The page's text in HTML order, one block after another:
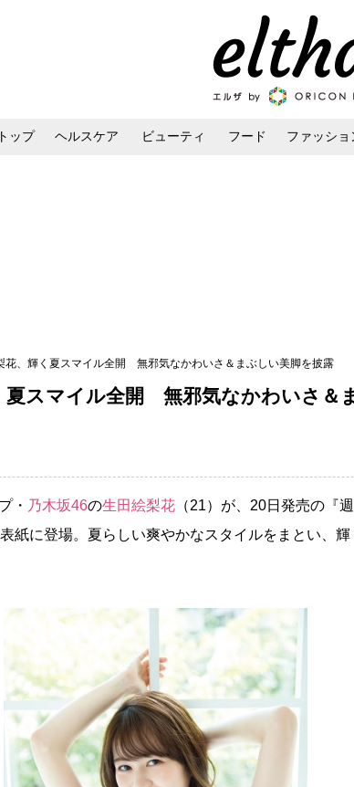
トップ ヘルスケア ビューティ フード ファッショ
花、輝く夏スマイル全開 無邪気なかわいさ＆まぶしい美脚を披露
夏スマイル全開 無邪気なかわいさ＆
・ 乃木坂46の生田絵梨花 （21）が、20日発売の『
紙に登場。夏らしい爽やかなスタイルをまとい、